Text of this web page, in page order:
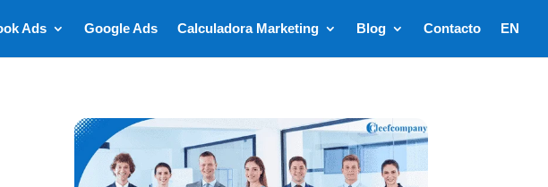
Ads Google Ads Calculadora Marketing Blog Contacto EN